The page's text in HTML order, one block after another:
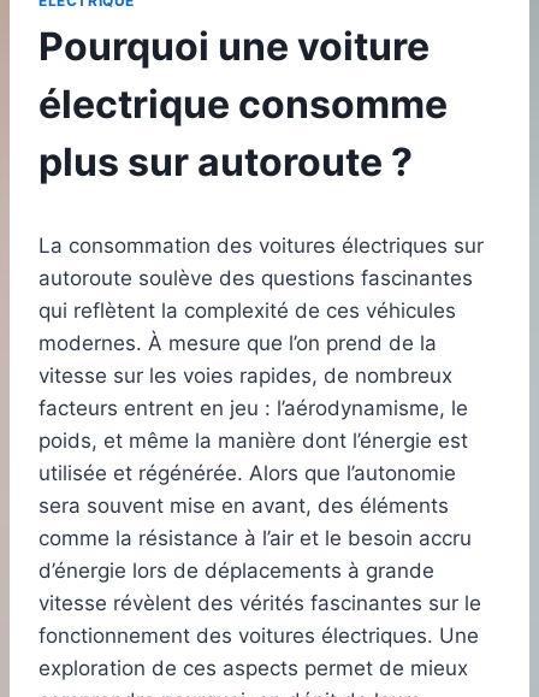
Pourquoi une voiture
électrique consomme
plus sur autoroute ?
La consommation des voitures électriques sur
autoroute soulève des questions fascinantes
qui reflètent la complexité de ces véhicules
modernes. À mesure que l’on prend de la
vitesse sur les voies rapides, de nombreux
facteurs entrent en jeu : l’aérodynamisme, le
poids, et même la manière dont l’énergie est
utilisée et régénérée. Alors que l’autonomie
sera souvent mise en avant, des éléments
comme la résistance à l’air et le besoin accru
d’énergie lors de déplacements à grande
vitesse révèlent des vérités fascinantes sur le
fonctionnement des voitures électriques. Une
exploration de ces aspects permet de mieux